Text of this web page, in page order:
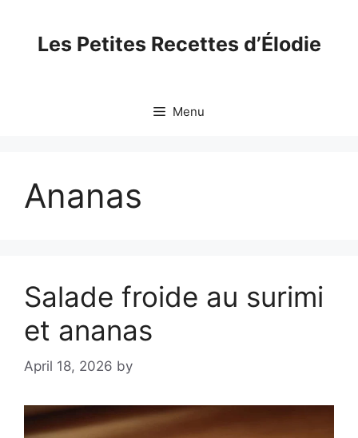
contentLes Petites Recettes d’Élodie
Menu
Ananas
Salade froide au surimi
et ananas
April 18, 2026 by